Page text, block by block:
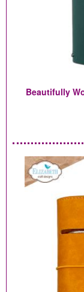
Beautifully